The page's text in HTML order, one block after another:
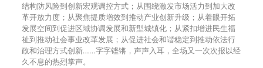
结构防风险到创新宏观调控方式；从围绕激发市场活力到加大改
革开放力度；从聚焦提质增效到推动产业创新升级；从着眼开拓
发展空间到促进区域协调发展和新型城镇化；从紧扣增进民生福
祉到推动社会事业改革发展；从促进社会和谐稳定到推动依法行
政和治理方式创新……字字铿锵，声声入耳，全场又一次次报以经
久不息的热烈掌声。